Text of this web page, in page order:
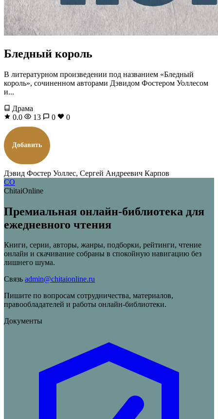
Бледный король
В литературном произведении под названием «Бледный
король», сочиненном авторами Дэвидом Фостером Уоллесом
и...
Драма
0.0
13 0 0
Добавить
Дэвид Фостер Уоллес, Сергей Андреевич Карпов
CO
ChitaiOnline
Премиальная онлайн-библиотека для
ежедневного чтения
Книги, серии, авторы, жанры, подборки, рейтинги, чтение
онлайн и скачивание собраны в спокойную навигацию без
лишнего шума.
Связь admin@chitaionline.ru
Пишите по вопросам сотрудничества, материалов,
правообладателей и работы онлайн-библиотеки.
Документы